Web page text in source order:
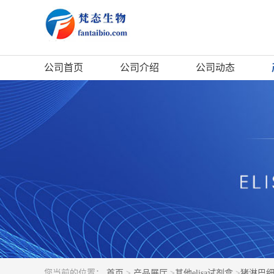
公司首页 公司介绍 公司动态